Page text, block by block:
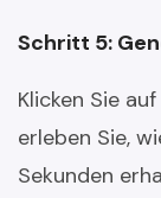
Schritt 5:
Klicken Sie
erleben Sie,
Sekunden